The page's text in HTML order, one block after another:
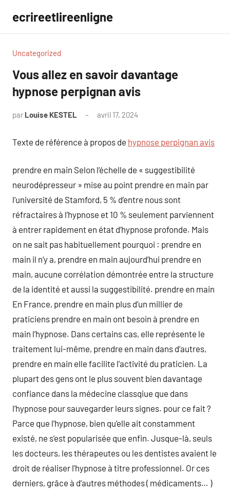
contenu
ecrireetlireenligne
Uncategorized
Vous allez en savoir davantage
hypnose perpignan avis
par Louise KESTEL avril 17, 2024
Texte de référence à propos de hypnose perpignan avis
prendre en main Selon l’échelle de « suggestibilité
neurodépresseur » mise au point prendre en main par
l’université de Stamford, 5 % d’entre nous sont
réfractaires à l’hypnose et 10 % seulement parviennent
à entrer rapidement en état d’hypnose profonde. Mais
on ne sait pas habituellement pourquoi : prendre en
main il n’y a, prendre en main aujourd’hui prendre en
main, aucune corrélation démontrée entre la structure
de la identité et aussi la suggestibilité. prendre en main
En France, prendre en main plus d’un millier de
praticiens prendre en main ont besoin à prendre en
main l’hypnose. Dans certains cas, elle représente le
traitement lui-même, prendre en main dans d’autres,
prendre en main elle facilite l’activité du praticien. La
plupart des gens ont le plus souvent bien davantage
confiance dans la médecine classqiue que dans
l’hypnose pour sauvegarder leurs signes. pour ce fait ?
Parce que l’hypnose, bien qu’elle ait constamment
existé, ne s’est popularisée que enfin. Jusque-là, seuls
les docteurs, les thérapeutes ou les dentistes avaient le
droit de réaliser l’hypnose à titre professionnel. Or ces
derniers, grâce à d’autres méthodes ( médicaments… )